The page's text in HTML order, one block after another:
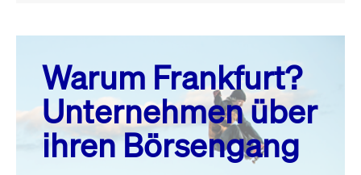
August 26
MO. DI. MI. DO. FR. SA. SO.
1
2
3
4 5 6 7 8
Warum Frankfurt?
Unternehmen über
ihren Börsengang